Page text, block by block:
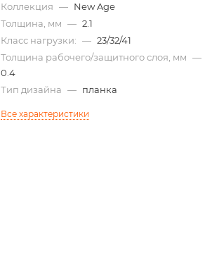
Коллекция — New Age
Толщина, мм — 2.1
Класс нагрузки: — 23/32/41
Толщина рабочего/защитного слоя, мм —
0.4
Тип дизайна — планка
Все характеристики